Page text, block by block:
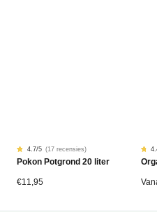
Gewaardeerd
4.68
gebaseerd
op
17
4.7/5 (17 recensies)
Pokon Potgrond 20 liter
€11,95
4.42
op
90